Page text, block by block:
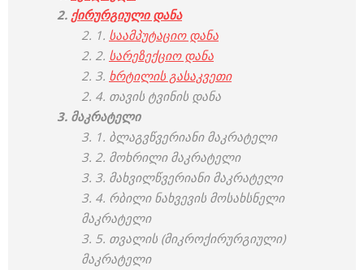
2. ქირურგიული დანა
2. 1. საამპუტაციო დანა
2. 2. სარეზექციო დანა
2. 3. ხრტილის გასაკვეთი
2. 4. თავის ტვინის დანა
3. მაკრატელი
3. 1. ბლაგვწვერიანი მაკრატელი
3. 2. მოხრილი მაკრატელი
3. 3. მახვილწვერიანი მაკრატელი
3. 4. რბილი ნახვევის მოსახსნელი
მაკრატელი
3. 5. თვალის (მიკროქირურგიული)
მაკრატელი